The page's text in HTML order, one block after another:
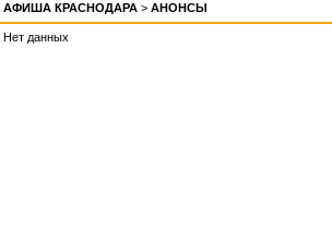
АФИША КРАСНОДАРА > АНОНСЫ
Нет данных